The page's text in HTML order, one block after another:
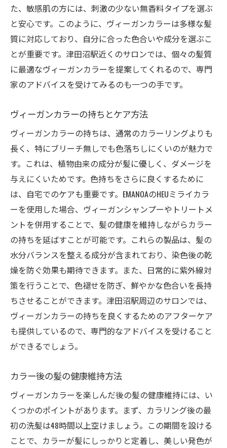
た、敏感肌の方には、刺激の少ない無香料タイプを選ぶ
と安心です。このように、ヴィーガンカラーは多様な髪
質に対応しており、自分に合った色合いや成分を選ぶこ
とが重要です。津田沼駅近くのサロンでは、個々の髪質
に最適なヴィーガンカラーを提案してくれるので、専門
家のアドバイスを受けてみるのも一つの手です。
ヴィーガンカラーの持ちとケア方法
ヴィーガンカラーの持ちは、通常のカラーリングよりも
長く、特にブリーチ無しでも色落ちしにくいのが魅力で
す。これは、植物由来の成分が髪に優しく、ダメージを
与えにくいためです。色持ちをさらに良くするために
は、自宅でのケアも重要です。EMANOAのHEUミライカラ
ーを使用した場合、ヴィーガンシャンプーやトリートメ
ントを併用することで、髪の健康を維持しながらカラー
の持ちを延ばすことが可能です。これらの製品は、髪の
水分バランスを整える成分が含まれており、染色後の乾
燥を防ぐ効果も期待できます。また、日常的に紫外線対
策を行うことで、色褪せを防ぎ、鮮やかな色合いを長持
ちさせることができます。津田沼駅周辺のサロンでは、
ヴィーガンカラーの持ちを良くするためのアフターケア
も提供しているので、専門的なアドバイスを受けること
ができるでしょう。
カラー後の髪の健康維持方法
ヴィーガンカラーを楽しんだ後の髪の健康維持には、い
くつかのポイントがあります。まず、カラリング後の最
初の洗髪は48時間以上空けましょう。この期間を設ける
ことで、カラーが髪にしっかりと定着し、美しい発色が